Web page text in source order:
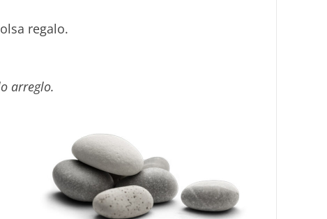
regalo.
arreglo.